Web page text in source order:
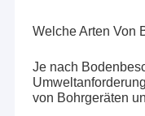
VR-Show
Über uns
Welche Arten Von
Je nach
von Bohrgeräten
Bohrgeräten,
Unternehmen hat
Einfluss in der